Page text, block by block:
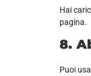
Hai
pagina.
8.
Puoi